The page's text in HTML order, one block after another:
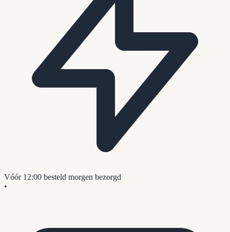
Vóór 12:00 besteld morgen bezorgd
•